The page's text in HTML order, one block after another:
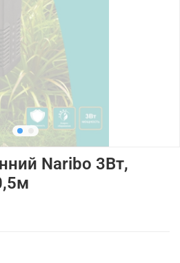
Naribo 3Вт,